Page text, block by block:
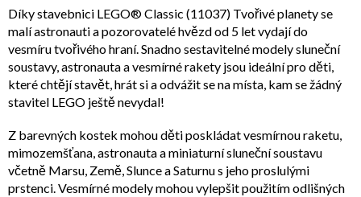
Díky stavebnici LEGO® Classic (11037) Tvořivé planety se
malí astronauti a pozorovatelé hvězd od 5 let vydají do
vesmíru tvořivého hraní. Snadno sestavitelné modely sluneční
soustavy, astronauta a vesmírné rakety jsou ideální pro děti,
které chtějí stavět, hrát si a odvážit se na místa, kam se žádný
stavitel LEGO ještě nevydal!
Z barevných kostek mohou děti poskládat vesmírnou raketu,
mimozemšťana, astronauta a miniaturní sluneční soustavu
včetně Marsu, Země, Slunce a Saturnu s jeho proslulými
prstenci. Vesmírné modely mohou vylepšit použitím odlišných